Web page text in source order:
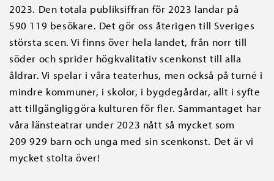
2023. Den totala publiksiffran för 2023 landar på
590 119 besökare. Det gör oss återigen till Sveriges
största scen. Vi finns över hela landet, från norr till
söder och sprider högkvalitativ scenkonst till alla
åldrar. Vi spelar i våra teaterhus, men också på turné i
mindre kommuner, i skolor, i bygdegårdar, allt i syfte
att tillgängliggöra kulturen för fler. Sammantaget har
våra länsteatrar under 2023 nått så mycket som
209 929 barn och unga med sin scenkonst. Det är vi
mycket stolta över!